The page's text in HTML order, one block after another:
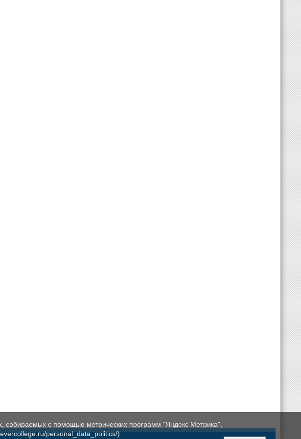
собираемых с помощью метрических программ "Яндекс Метрика",
personal_data_politics/)